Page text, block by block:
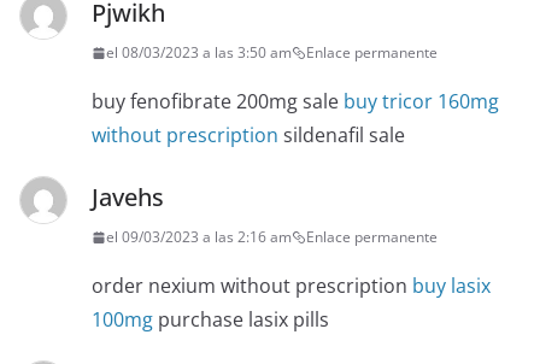
Pjwikh
el 08/03/2023 a las 3:50 am Enlace permanente
buy fenofibrate 200mg sale buy tricor 160mg
without prescription sildenafil sale
Javehs
el 09/03/2023 a las 2:16 am Enlace permanente
order nexium without prescription buy lasix
100mg purchase lasix pills